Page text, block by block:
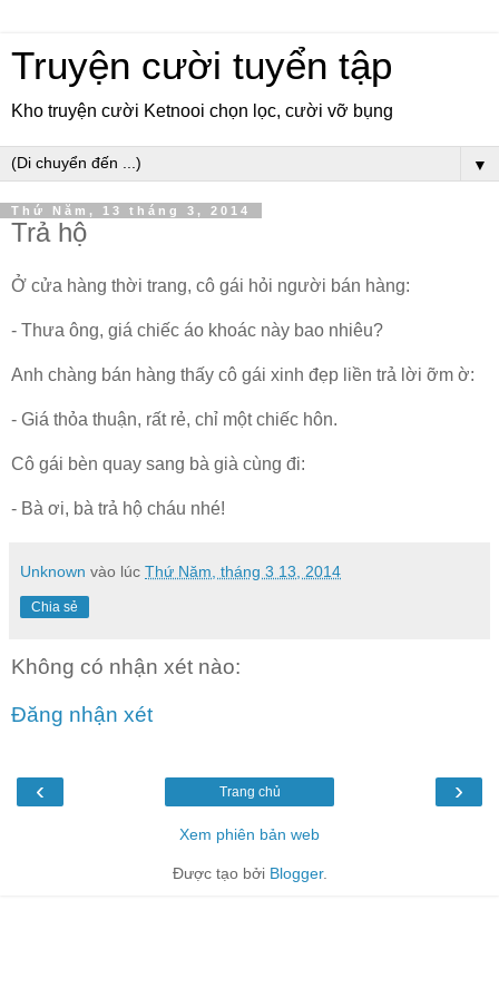
Truyện cười tuyển tập
Kho truyện cười Ketnooi chọn lọc, cười vỡ bụng
▼
Thứ Năm, 13 tháng 3, 2014
Trả hộ
Ở cửa hàng thời trang, cô gái hỏi người bán hàng:
- Thưa ông, giá chiếc áo khoác này bao nhiêu?
Anh chàng bán hàng thấy cô gái xinh đẹp liền trả lời ỡm ờ:
- Giá thỏa thuận, rất rẻ, chỉ một chiếc hôn.
Cô gái bèn quay sang bà già cùng đi:
- Bà ơi, bà trả hộ cháu nhé!
Unknown vào lúc Thứ Năm, tháng 3 13, 2014
Chia sẻ
Không có nhận xét nào:
Đăng nhận xét
‹ ›
Trang chủ
Xem phiên bản web
Được tạo bởi Blogger.